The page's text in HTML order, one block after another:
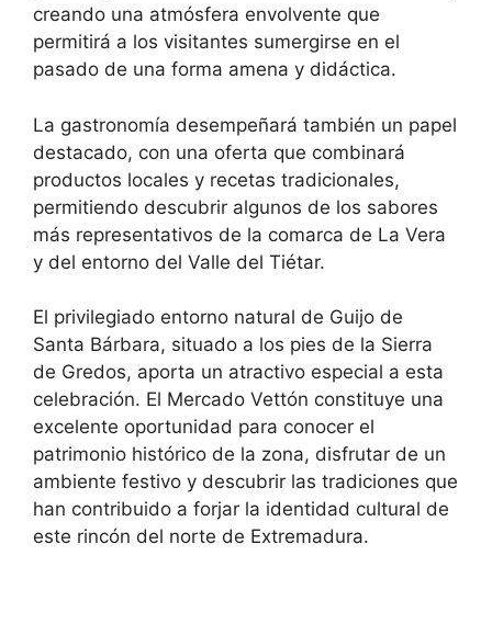
creando una atmósfera envolvente que
permitirá a los visitantes sumergirse en el
pasado de una forma amena y didáctica.
La gastronomía desempeñará también un papel
destacado, con una oferta que combinará
productos locales y recetas tradicionales,
permitiendo descubrir algunos de los sabores
más representativos de la comarca de La Vera
y del entorno del Valle del Tiétar.
El privilegiado entorno natural de Guijo de
Santa Bárbara, situado a los pies de la Sierra
de Gredos, aporta un atractivo especial a esta
celebración. El Mercado Vettón constituye una
excelente oportunidad para conocer el
patrimonio histórico de la zona, disfrutar de un
ambiente festivo y descubrir las tradiciones que
han contribuido a forjar la identidad cultural de
este rincón del norte de Extremadura.